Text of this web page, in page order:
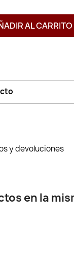
AL CARRITO
y devoluciones
en la